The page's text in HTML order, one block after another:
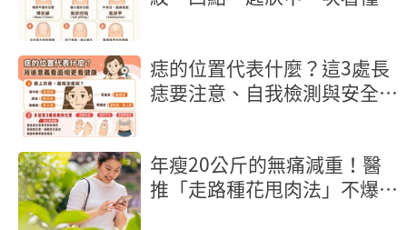
痣的位置代表什麼？這3處長
痣要注意、自我檢測與安全除
年瘦20公斤的無痛減重！醫
推「走路種花甩肉法」不爆汗